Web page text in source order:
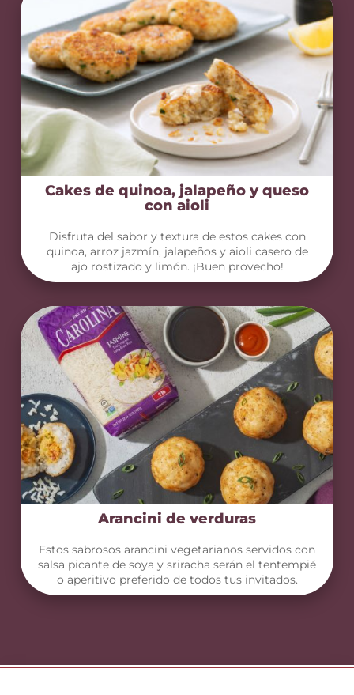
Cakes de quinoa, jalapeño y queso
con aioli
Disfruta del sabor y textura de estos cakes con
quinoa, arroz jazmín, jalapeños y aioli casero de
ajo rostizado y limón. ¡Buen provecho!
Arancini de verduras
Estos sabrosos arancini vegetarianos servidos con
salsa picante de soya y sriracha serán el tentempié
o aperitivo preferido de todos tus invitados.